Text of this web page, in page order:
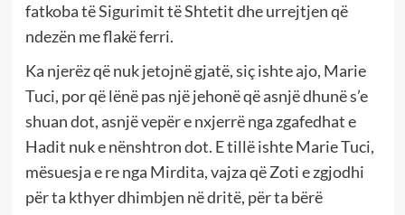
fatkoba të Sigurimit të Shtetit dhe urrejtjen që
ndezën me flakë ferri.
Ka njerëz që nuk jetojnë gjatë, siç ishte ajo, Marie
Tuci, por që lënë pas një jehonë që asnjë dhunë s’e
shuan dot, asnjë vepër e nxjerrë nga zgafedhat e
Hadit nuk e nënshtron dot. E tillë ishte Marie Tuci,
mësuesja e re nga Mirdita, vajza që Zoti e zgjodhi
për ta kthyer dhimbjen në dritë, për ta bërë